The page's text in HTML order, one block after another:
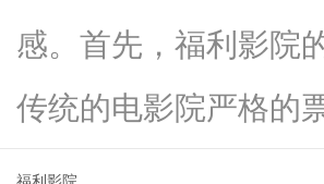
感。首先，福利影院
传统的电影院严格的